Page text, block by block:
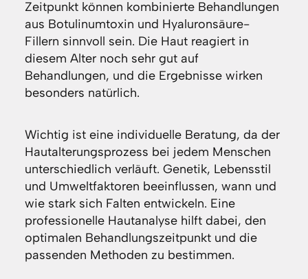
Zeitpunkt können kombinierte Behandlungen
aus Botulinumtoxin und Hyaluronsäure-
Fillern sinnvoll sein. Die Haut reagiert in
diesem Alter noch sehr gut auf
Behandlungen, und die Ergebnisse wirken
besonders natürlich.
Wichtig ist eine individuelle Beratung, da der
Hautalterungsprozess bei jedem Menschen
unterschiedlich verläuft. Genetik, Lebensstil
und Umweltfaktoren beeinflussen, wann und
wie stark sich Falten entwickeln. Eine
professionelle Hautanalyse hilft dabei, den
optimalen Behandlungszeitpunkt und die
passenden Methoden zu bestimmen.